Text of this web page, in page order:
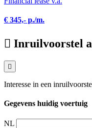
€ 345,- p./m.
Inruilvoorstel
Interesse in een
Gegevens huidig voertuig
NL